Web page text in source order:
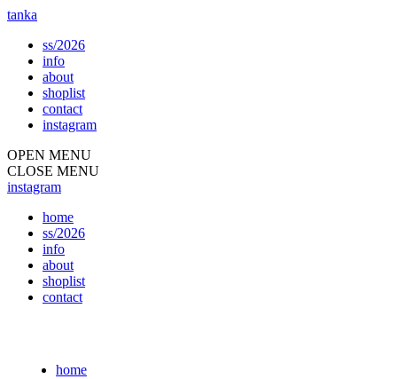
tanka
ss/2026
info
about
shoplist
contact
instagram
OPEN MENU
CLOSE MENU
instagram
home
ss/2026
info
about
shoplist
contact
home